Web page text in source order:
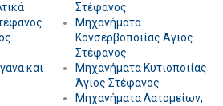
και
Στέφανος
Μηχανήματα
Κονσερβοποιίας Άγιος
Στέφανος
Μηχανήματα Κυτιοποιίας
Άγιος Στέφανος
Μηχανήματα Λατομείων,